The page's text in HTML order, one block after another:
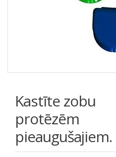
Kastīte zobu
protēzēm
pieaugušajiem.